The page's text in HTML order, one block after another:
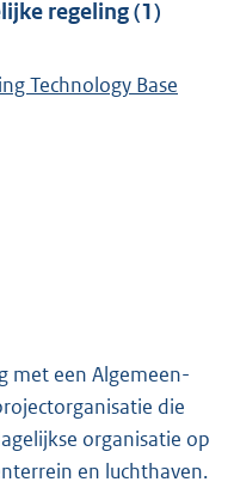
regeling (1)
Technology Base
met een Algemeen-
die
organisatie op
en luchthaven.